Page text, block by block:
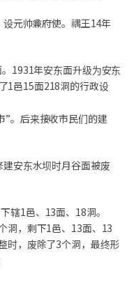
元帅兼府使。禑王14年
1931年安东面升级为安东
1邑15面218洞的行政设
”。后来接收市民们的建
安东水坝时月谷面被废
辖1邑、13面、18洞。
洞，剩下1邑、13面、13
时，废除了3个洞，最终形